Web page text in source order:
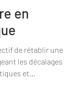
en
de rétablir une
les décalages
et